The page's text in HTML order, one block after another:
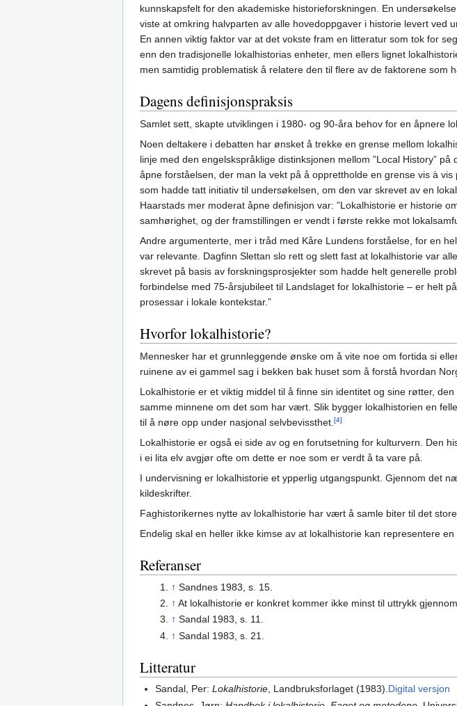
kunnskapsfelt for den akademiske historieforskningen. En
viste at omkring halvparten av alle hovedoppgaver i historie levert ved
En annen viktig faktor var at det vokste fram en litteratur som tok for
enn den tradisjonelle lokalhistorias enheter, men ellers lignet
men samtidig problematisk å relatere den til flere av de faktorene som
Dagens definisjonspraksis
Samlet sett, skapte utviklingen i 1980- og 90-åra behov for en åpnere
Noen deltakere i debatten har ønsket å trekke en grense mellom
linje med den engelskspråklige distinksjonen mellom ”Local History”
åpne forståelsen, der man la vekt på å opprettholde en grense vis à
som hadde tatt initiativ til undersøkelsen, om den var skrevet av en
Haarstads mer moderat åpne definisjon var: ”Lokalhistorie er historie
samhørighet, og der framstillingen er vendt i første rekke mot
Andre argumenterte, mer i tråd med Kåre Lundens forståelse, for en
var relevante. Dagfinn Slettan slo rett og slett fast at lokalhistorie var
skrevet på basis av forskningsprosjekter som hadde helt generelle
forbindelse med 75-årsjubileet til Landslaget for lokalhistorie – er helt
prosessar i lokale kontekstar.”
Hvorfor lokalhistorie?
Mennesker har et grunnleggende ønske om å vite noe om fortida si
ruinene av ei gammel sag i bekken bak huset som å forstå hvordan
Lokalhistorie er et viktig middel til å finne sin identitet og sine røtter,
samme minnene om det som har vært. Slik bygger lokalhistorien en
til å nøre opp under nasjonal selvbevissthet.[4]
Lokalhistorie er også ei side av og en forutsetning for kulturvern. Den
i ei lita elv avgjør ofte om dette er noe som er verdt å ta vare på.
I undervisning er lokalhistorie et ypperlig utgangspunkt. Gjennom det
kildeskrifter.
Faghistorikernes nytte av lokalhistorie har vært å samle biter til det
Endelig skal en heller ikke kimse av at lokalhistorie kan representere
Referanser
↑ Sandnes 1983, s. 15.
↑ At lokalhistorie er konkret kommer ikke minst til uttrykk
↑ Sandal 1983, s. 11.
↑ Sandal 1983, s. 21.
Litteratur
Sandal, Per:Lokalhistorie , Landbruksforlaget (1983). Digital versjon